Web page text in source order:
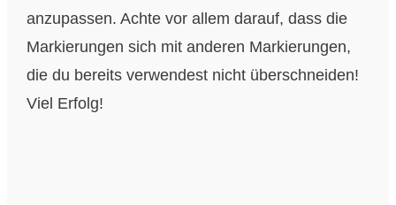
anzupassen. Achte vor allem darauf, dass die
Markierungen sich mit anderen Markierungen,
die du bereits verwendest nicht überschneiden!
Viel Erfolg!